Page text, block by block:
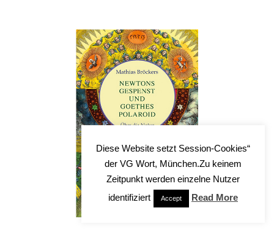
Diese Website setzt Session-Cookies“
der VG Wort, München.Zu keinem
Zeitpunkt werden einzelne Nutzer
identifiziert
Accept Read More